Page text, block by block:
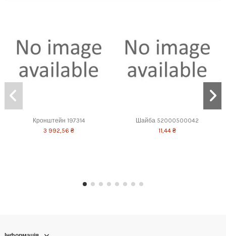
Кронштейн 197314
3 992,56 ₴
Шайба 52000500042
11,44 ₴